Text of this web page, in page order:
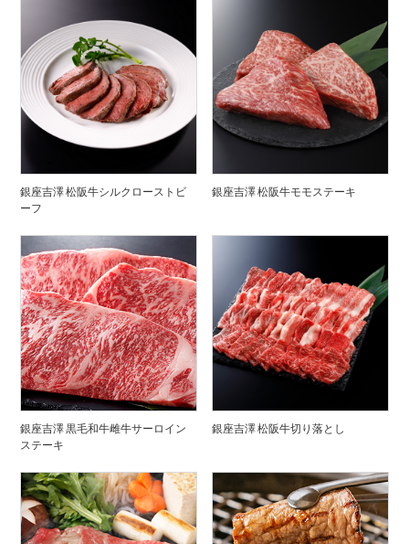
銀座吉澤 松阪牛シルクローストビ
ーフ
銀座吉澤 松阪牛モモステーキ
銀座吉澤 黒毛和牛雌牛サーロイン
ステーキ
銀座吉澤 松阪牛切り落とし